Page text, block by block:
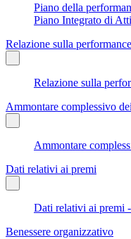
Piano della
Piano Integrato di
Relazione sulla performance
Relazione sulla
Ammontare complessivo
Ammontare
Dati relativi ai premi
Dati relativi ai premi
Benessere organizzativo